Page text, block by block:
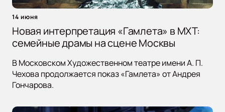
14 июня
Новая интерпретация «Гамлета» в МХТ:
семейные драмы на сцене Москвы
В Московском Художественном театре имени А. П.
Чехова продолжается показ «Гамлета» от Андрея
Гончарова.